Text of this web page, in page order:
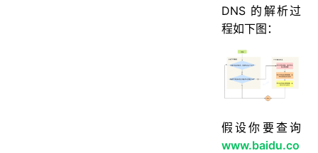
DNS 的解析过
程如下图：
假设你要查询
www.baidu.co